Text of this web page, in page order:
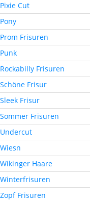
Pixie Cut
Pony
Prom Frisuren
Punk
Rockabilly Frisuren
Schöne Frisur
Sleek Frisur
Sommer Frisuren
Undercut
Wiesn
Wikinger Haare
Winterfrisuren
Zopf Frisuren